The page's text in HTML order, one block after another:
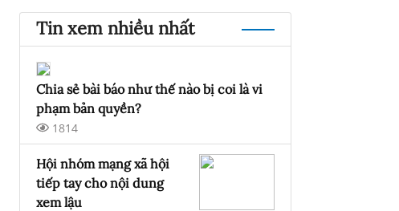
Tin xem nhiều nhất
Chia sẻ bài báo như thế nào bị coi là vi
phạm bản quyền?
1814
Hội nhóm mạng xã hội
tiếp tay cho nội dung
xem lậu